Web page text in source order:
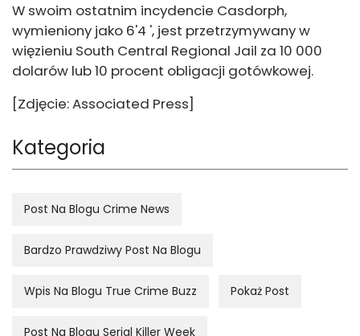
W swoim ostatnim incydencie Casdorph,
wymieniony jako 6'4 ', jest przetrzymywany w
więzieniu South Central Regional Jail za 10 000
dolarów lub 10 procent obligacji gotówkowej.
[Zdjęcie: Associated Press]
Kategoria
Post Na Blogu Crime News
Bardzo Prawdziwy Post Na Blogu
Wpis Na Blogu True Crime Buzz Pokaż Post
Post Na Blogu Serial Killer Week